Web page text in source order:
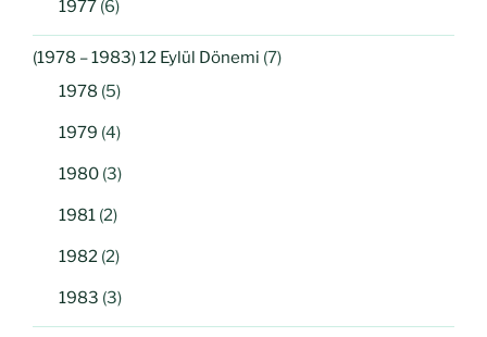
1977 (6)
(1978 – 1983) 12 Eylül Dönemi (7)
1978 (5)
1979 (4)
1980 (3)
1981 (2)
1982 (2)
1983 (3)